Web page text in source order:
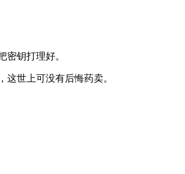
密钥打理好。
这世上可没有后悔药卖。